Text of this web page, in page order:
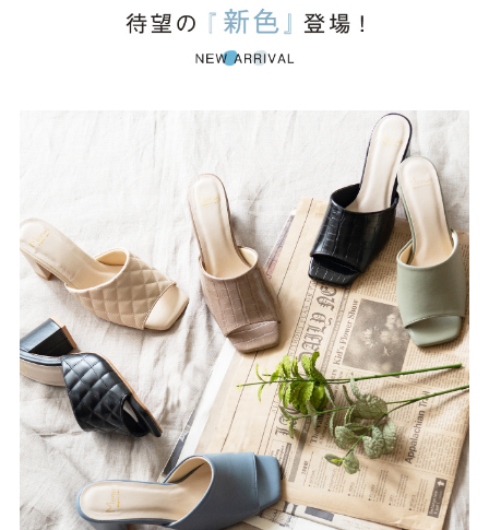
エアスイートパンプス 幅広4E対応フリーリー
結婚式・お呼ばれ 通勤パンプス
お葬式・葬儀 オフィス履き替え
リクルート・就活 雨の日
プレママ
カラーから選ぶ